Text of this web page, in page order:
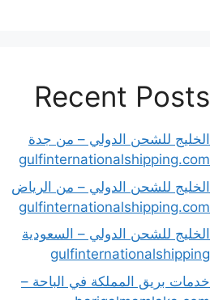
Recent Posts
الخليج للشحن الدولي – من جدة
gulfinternationalshipping.com
الخليج للشحن الدولي – من الرياض
gulfinternationalshipping.com
الخليج للشحن الدولي – السعودية
gulfinternationalshipping
خدمات بريق المملكة في الباحة –